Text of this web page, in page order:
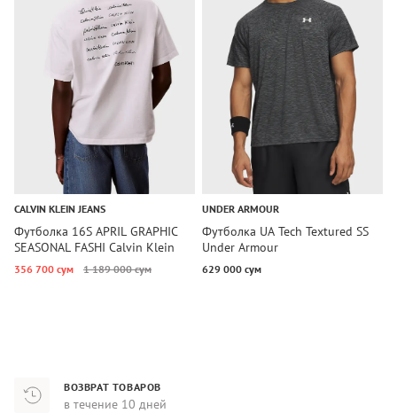
CALVIN KLEIN JEANS
Футболка 16S APRIL GRAPHIC
SEASONAL FASHI Calvin Klein
Jeans
356 700 сум 1 189 000 сум
UNDER ARMOUR
Футболка UA Tech Textured SS
Under Armour
629 000 сум
ВОЗВРАТ ТОВАРОВ
в течение 10 дней